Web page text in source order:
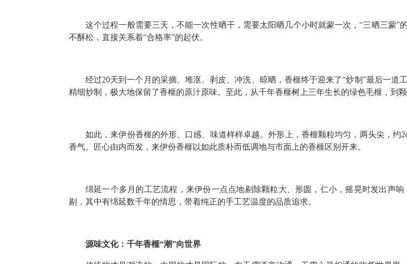
这个过程一般需要三天，不能一次性晒干，需要太阳晒几个小时就蒙一次，“三晒三蒙
不酥松，直接关系着“合格率”的起伏。
经过20天到一个月的采摘、堆沤、剥皮、冲洗、晾晒，香榧终于迎来了“炒制”最后一
精细炒制，极大地保留了香榧的原汁原味。至此，从千年香榧树上三年生长的绿色毛榧，到
如此，来伊份香榧的外形、口感、味道样样卓越。外形上，香榧颗粒均匀，两头尖，
香气。匠心由内而发，来伊份香榧以如此质朴而低调地与市面上的香榧区别开来。
绵延一个多月的工艺流程，来伊份一点点地剔除颗粒大、形圆，仁小，摇晃时发出声
剔，其中有绵延数千年的情思，带着纯正的手工艺温度的品质追求。
源味文化：千年香榧“潮”向世界